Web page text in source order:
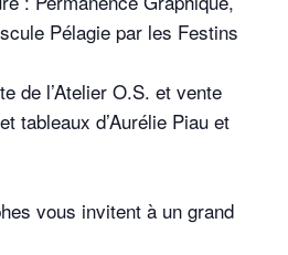
Pélagie par les Festins
de l’Atelier O.S. et vente
tableaux d’Aurélie Piau et
vous invitent à un grand